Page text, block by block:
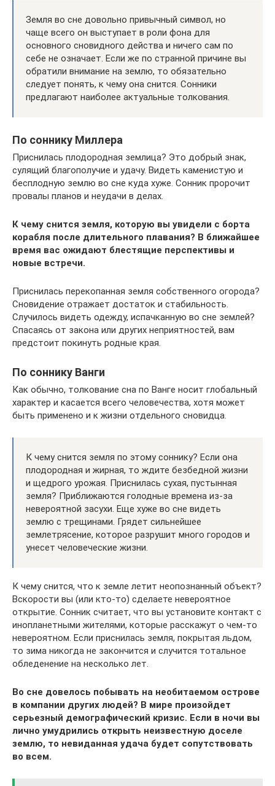
Земля во сне довольно привычный символ, но
чаще всего он выступает в роли фона для
основного сновидного действа и ничего сам по
себе не означает. Если же по странной причине вы
обратили внимание на землю, то обязательно
следует понять, к чему она снится. Сонники
предлагают наиболее актуальные толкования.
По соннику Миллера
Приснилась плодородная землица? Это добрый знак,
сулящий благополучие и удачу. Видеть каменистую и
бесплодную землю во сне куда хуже. Сонник пророчит
провалы планов и неудачи в делах.
К чему снится земля, которую вы увидели с борта
корабля после длительного плавания? В ближайшее
время вас ожидают блестящие перспективы и
новые встречи.
Приснилась перекопанная земля собственного огорода?
Сновидение отражает достаток и стабильность.
Случилось видеть одежду, испачканную во сне землей?
Спасаясь от закона или других неприятностей, вам
предстоит покинуть родные края.
По соннику Ванги
Как обычно, толкование сна по Ванге носит глобальный
характер и касается всего человечества, хотя может
быть применено и к жизни отдельного сновидца.
К чему снится земля по этому соннику? Если она
плодородная и жирная, то ждите безбедной жизни
и щедрого урожая. Приснилась сухая, пустынная
земля? Приближаются голодные времена из-за
невероятной засухи. Еще хуже во сне видеть
землю с трещинами. Грядет сильнейшее
землетрясение, которое разрушит много городов и
унесет человеческие жизни.
К чему снится, что к земле летит неопознанный объект?
Вскорости вы (или кто-то) сделаете невероятное
открытие. Сонник считает, что вы установите контакт с
инопланетными жителями, которые расскажут о чем-то
невероятном. Если приснилась земля, покрытая льдом,
то зима никогда не закончится и случится тотальное
обледенение на несколько лет.
Во сне довелось побывать на необитаемом острове
в компании других людей? В мире произойдет
серьезный демографический кризис. Если в ночи вы
лично умудрились открыть неизвестную доселе
землю, то невиданная удача будет сопутствовать
во всем.